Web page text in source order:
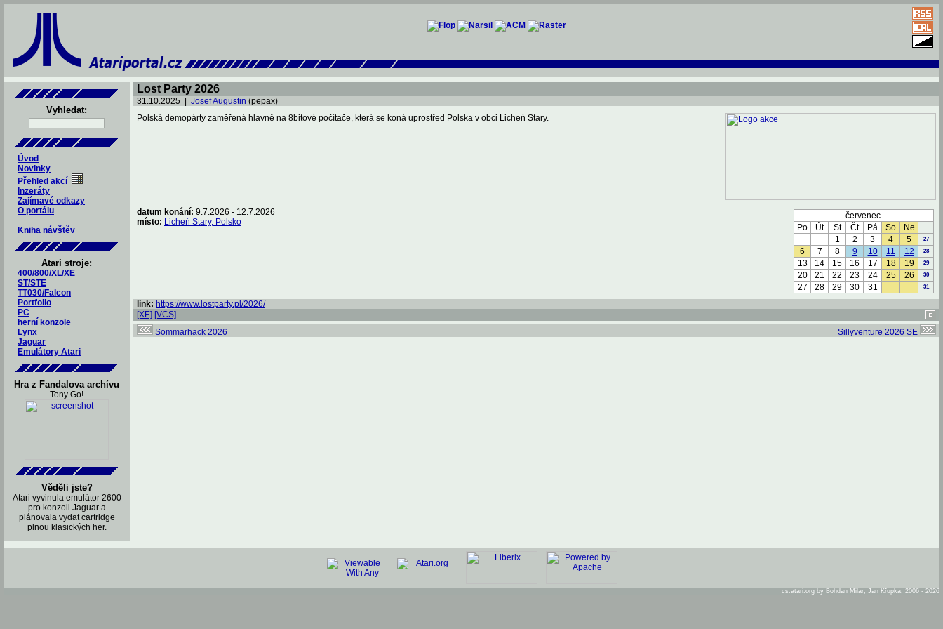
Vyhledat:
Úvod
Novinky
Přehled akcí
Inzeráty
Zajímavé odkazy
O portálu
Kniha návštěv
Atari stroje:
400/800/XL/XE
ST/STE
TT030/Falcon
Portfolio
PC
herní konzole
Lynx
Jaguar
Emulátory Atari
Hra z Fandalova archívu
Tony Go!
Věděli jste?
Atari vyvinula emulátor 2600
pro konzoli Jaguar a
plánovala vydat cartridge
plnou klasických her.
Lost Party 2026
31.10.2025 | Josef Augustin (pepax)
Polská demopárty zaměřená hlavně na 8bitové počítače, která se koná uprostřed Polska v obci Licheń Stary.
datum konání: 9.7.2026 - 12.7.2026
místo: Licheń Stary, Polsko
červenec
Po
Út St Čt Pá So
Ne
1
2 3 4 5 27
6 7 8 9 10 11 12 28
13 14 15 16 17 18 19 29
20 21 22 23 24 25 26 30
27 28 29 30 31 31
link: https://www.lostparty.pl/2026/
[XE] [VCS]
Sommarhack 2026
Sillyventure 2026 SE
cs.atari.org by Bohdan Milar, Jan Křupka, 2006 - 2026